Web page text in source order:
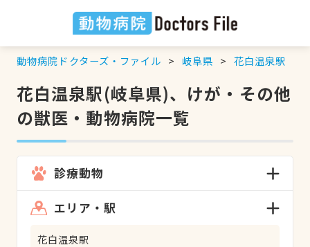
動物病院ドクターズ・ファイル 岐阜県 花白温泉駅
花白温泉駅(岐阜県)、けが・その他
の獣医・動物病院一覧
診療動物
エリア・駅
花白温泉駅